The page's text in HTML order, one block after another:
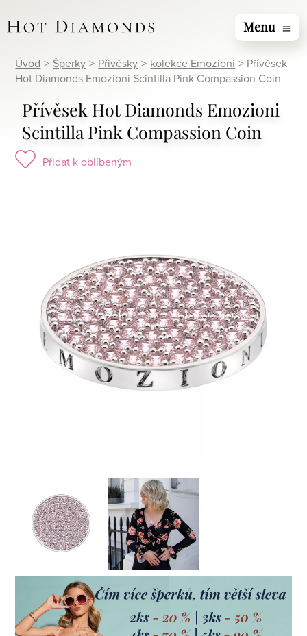
Menu menu
Úvod > Šperky > Přívěsky > kolekce Emozioni > Přívěsek
Hot Diamonds Emozioni Scintilla Pink Compassion Coin
Přívěsek Hot Diamonds Emozioni
Scintilla Pink Compassion Coin
Přidat k oblíbeným